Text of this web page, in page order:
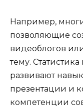
Например,
позволяющие
видеоблогов
тему.
развивают
презентации и
компетенции